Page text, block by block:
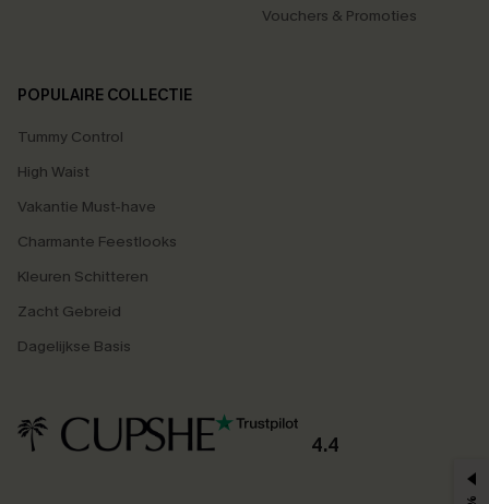
Vouchers & Promoties
POPULAIRE COLLECTIE
Tummy Control
High Waist
Vakantie Must-have
Charmante Feestlooks
Kleuren Schitteren
Zacht Gebreid
Dagelijkse Basis
4.4